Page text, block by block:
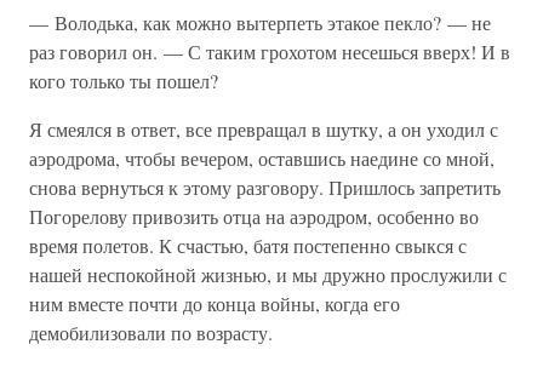
— Володька, как можно вытерпеть этакое пекло? — не
раз говорил он. — С таким грохотом несешься вверх! И в
кого только ты пошел?
Я смеялся в ответ, все превращал в шутку, а он уходил с
аэродрома, чтобы вечером, оставшись наедине со мной,
снова вернуться к этому разговору. Пришлось запретить
Погорелову привозить отца на аэродром, особенно во
время полетов. К счастью, батя постепенно свыкся с
нашей неспокойной жизнью, и мы дружно прослужили с
ним вместе почти до конца войны, когда его
демобилизовали по возрасту.